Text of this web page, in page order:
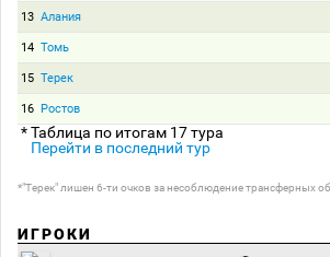
13 Алания
14 Томь
15 Терек
16 Ростов
* Таблица по итогам 17 тура
Перейти в последний тур
*"Терек" лишен 6-ти очков за несоблюдение трансферных
ИГРОКИ